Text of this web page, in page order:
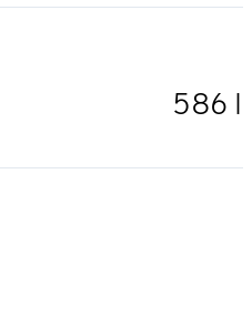
586 l